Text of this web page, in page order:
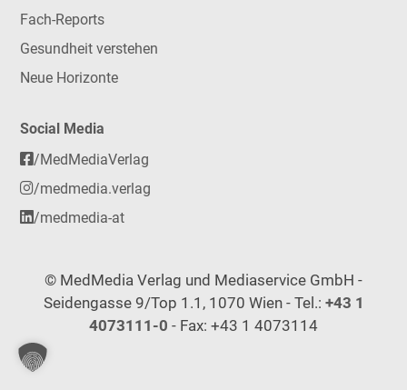
Fach-Reports
Gesundheit verstehen
Neue Horizonte
Social Media
/MedMediaVerlag
/medmedia.verlag
/medmedia-at
© MedMedia Verlag und Mediaservice GmbH -
Seidengasse 9/Top 1.1, 1070 Wien - Tel.: +43 1
4073111-0 - Fax: +43 1 4073114